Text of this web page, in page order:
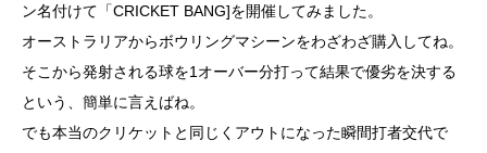
ン名付けて「CRICKET BANG]を開催してみました。
オーストラリアからボウリングマシーンをわざわざ購入してね。
そこから発射される球を1オーバー分打って結果で優劣を決する
という、簡単に言えばね。
でも本当のクリケットと同じくアウトになった瞬間打者交代で